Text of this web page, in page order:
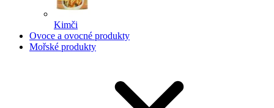
Kimči
Ovoce a ovocné produkty
Mořské produkty